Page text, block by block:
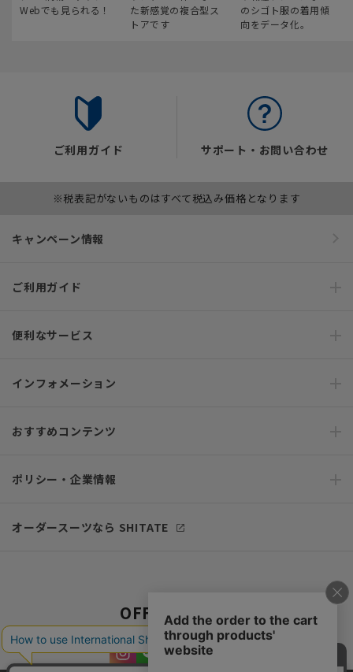
Webでも見られる！
た新感覚の複合型ス
トアです
のシゴト服の着用傾
向をデータ化。
ご利用ガイド サポート・お問い合わせ
※税表記がないものはすべて税込み価格となります
キャンペーン情報
ご利用ガイド
便利なサービス
インフォメーション
おすすめコンテンツ
ポリシー・企業情報
オーダースーツなら SHITATE
OFFICIAL SNS